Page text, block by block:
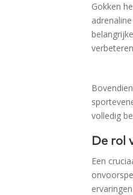
Gokken
volledig
De rol
Een